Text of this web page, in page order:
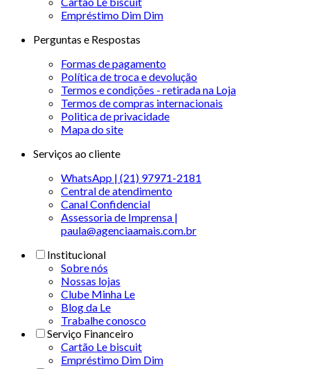
Empréstimo Dim Dim
Perguntas e Respostas
Formas de pagamento
Política de troca e devolução
Termos e condições - retirada na Loja
Termos de compras internacionais
Politica de privacidade
Mapa do site
Serviços ao cliente
WhatsApp | (21) 97971-2181
Central de atendimento
Canal Confidencial
Assessoria de Imprensa |
paula@agenciaamais.com.br
Institucional
Sobre nós
Nossas lojas
Clube Minha Le
Blog da Le
Trabalhe conosco
Serviço Financeiro
Cartão Le biscuit
Empréstimo Dim Dim